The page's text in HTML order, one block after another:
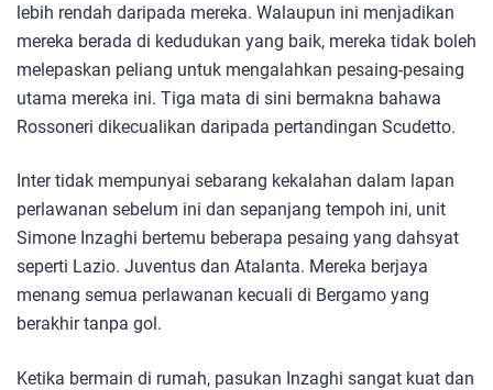
lebih rendah daripada mereka. Walaupun ini menjadikan
mereka berada di kedudukan yang baik, mereka tidak boleh
melepaskan peliang untuk mengalahkan pesaing-pesaing
utama mereka ini. Tiga mata di sini bermakna bahawa
Rossoneri dikecualikan daripada pertandingan Scudetto.
Inter tidak mempunyai sebarang kekalahan dalam lapan
perlawanan sebelum ini dan sepanjang tempoh ini, unit
Simone Inzaghi bertemu beberapa pesaing yang dahsyat
seperti Lazio. Juventus dan Atalanta. Mereka berjaya
menang semua perlawanan kecuali di Bergamo yang
berakhir tanpa gol.
Ketika bermain di rumah, pasukan Inzaghi sangat kuat dan